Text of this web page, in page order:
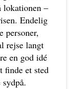
lokationen –
Endelig
personer,
rejse langt
en god idé
finde et sted